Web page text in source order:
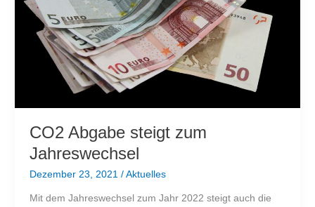
CO2 Abgabe steigt zum
Jahreswechsel
Dezember 23, 2021 / Aktuelles
Mit dem Jahreswechsel zum Jahr 2022 steigt auch die